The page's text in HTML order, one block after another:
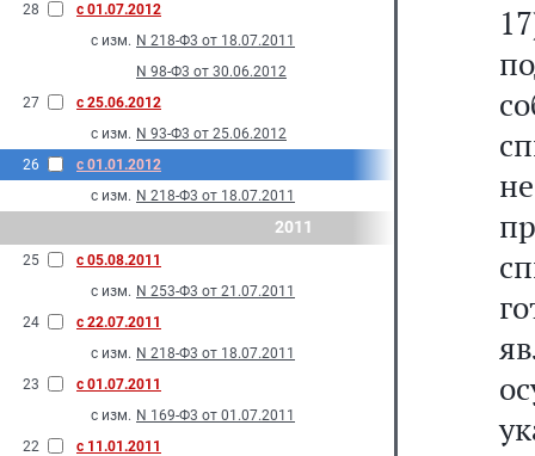
28
с 01.07.2012
с изм. N 218-Ф3 от 18.07.2011
N 98-Ф3 от 30.06.2012
27
с 25.06.2012
с изм. N 93-Ф3 от 25.06.2012
26
с 01.01.2012
с изм. N 218-Ф3 от 18.07.2011
2011
25
с 05.08.2011
с изм. N 253-Ф3 от 21.07.2011
24
с 22.07.2011
с изм. N 218-Ф3 от 18.07.2011
23
с 01.07.2011
с изм. N 169-Ф3 от 01.07.2011
22
с 11.01.2011